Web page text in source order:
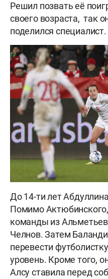
Решил позвать её
своего возраста, так
поделился специалист.
До 14-ти лет
Помимо
команды из
Челнов. Затем
перевести
уровень. Кроме того,
Алсу ставила перед